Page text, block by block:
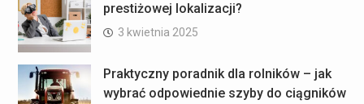
prestiżowej lokalizacji?
3 kwietnia 2025
Praktyczny poradnik dla rolników – jak
wybrać odpowiednie szyby do ciągników